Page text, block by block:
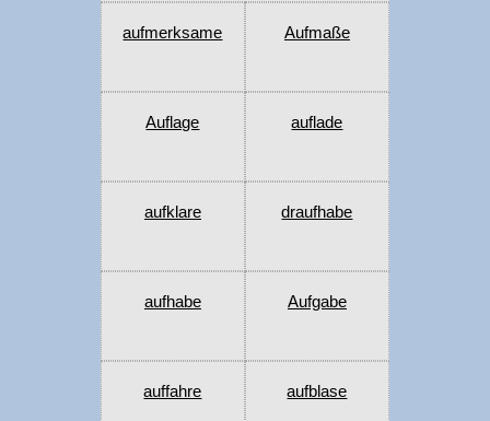
aufmerksame Aufmaße
Auflage auflade
aufklare draufhabe
aufhabe Aufgabe
auffahre aufblase